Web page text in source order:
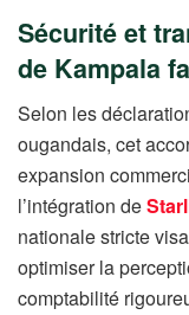
Sécurité et
de Kampala
Selon les
ougandais, cet
expansion
l’intégration de
nationale stricte
optimiser la
comptabilité